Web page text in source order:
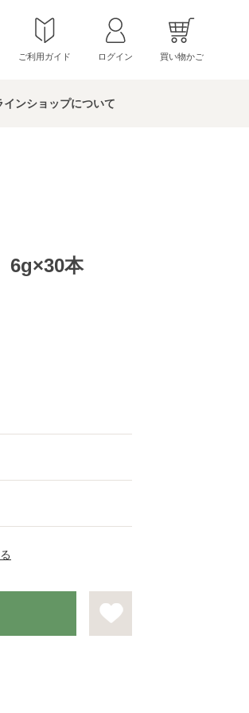
ご利用ガイド ログイン 買い物かご
インショップについて
6g×30本